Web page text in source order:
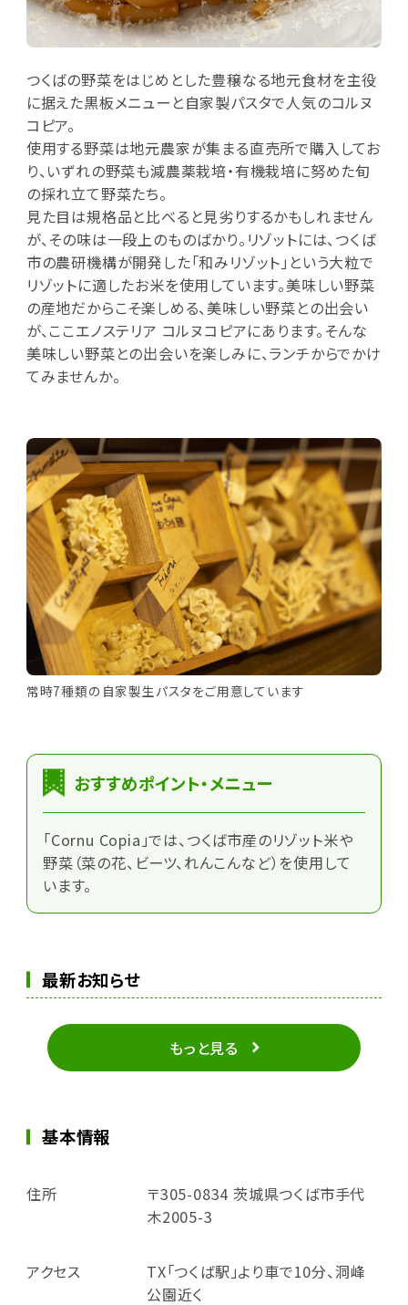
つくばの野菜をはじめとした豊穣なる地元食材を主役
に据えた黒板メニューと自家製パスタで人気のコルヌ
コピア。
使用する野菜は地元農家が集まる直売所で購入してお
り、いずれの野菜も減農薬栽培・有機栽培に努めた旬
の採れ立て野菜たち。
見た目は規格品と比べると見劣りするかもしれません
が、その味は一段上のものばかり。リゾットには、つくば
市の農研機構が開発した「和みリゾット」という大粒で
リゾットに適したお米を使用しています。美味しい野菜
の産地だからこそ楽しめる、美味しい野菜との出会い
が、ここエノステリア コルヌコピアにあります。そんな
美味しい野菜との出会いを楽しみに、ランチからでかけ
てみませんか。
常時7種類の自家製生パスタをご用意しています
おすすめポイント・メニュー
「Cornu Copia」では、つくば市産のリゾット米や
野菜（菜の花、ビーツ、れんこんなど）を使用して
います。
最新お知らせ
もっと見る
基本情報
住所
〒305-0834 茨城県つくば市手代
木2005-3
アクセス
TX「つくば駅」より車で10分、洞峰
公園近く